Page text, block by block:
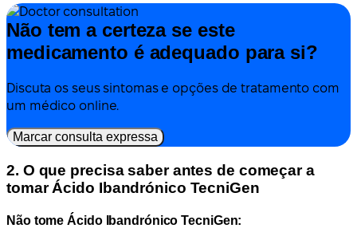
Não tem a certeza se este
medicamento é adequado para si?
Discuta os seus sintomas e opções de tratamento com
um médico online.
Marcar consulta expressa
2. O que precisa saber antes de começar a
tomar Ácido Ibandrónico TecniGen
Não tome Ácido Ibandrónico TecniGen: